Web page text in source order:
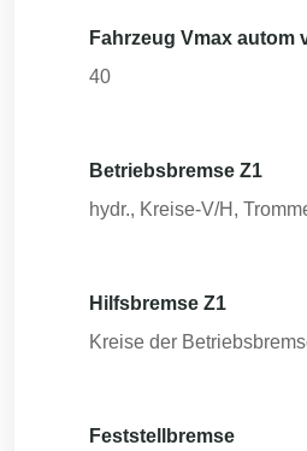
Fahrzeug Vmax autom
40
Betriebsbremse Z1
hydr., Kreise-V/H,
Hilfsbremse Z1
Kreise der
Feststellbremse